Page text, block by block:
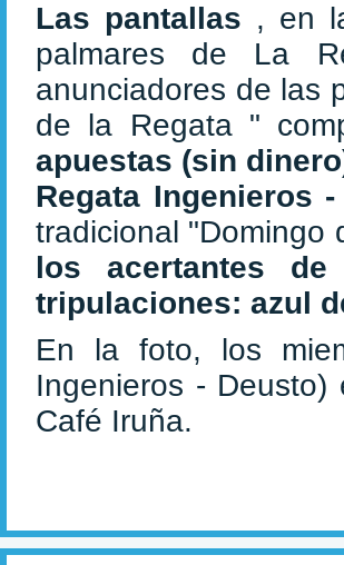
Las pantallas , en
palmares de La
anunciadores de las
de la Regata "
apuestas (sin
Regata Ingenieros
tradicional "Domingo
los acertantes
tripulaciones: azul
En la foto, los
Ingenieros -
Café Iruña.